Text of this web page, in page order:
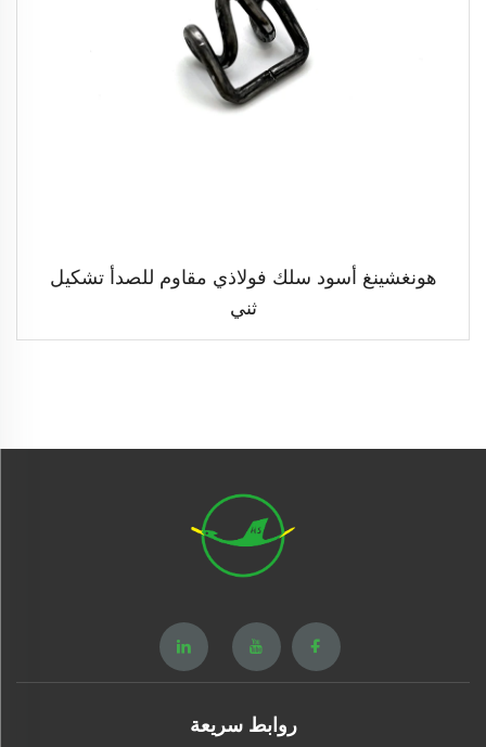
هونغشينغ أسود سلك فولاذي مقاوم للصدأ تشكيل
ثني
روابط سريعة